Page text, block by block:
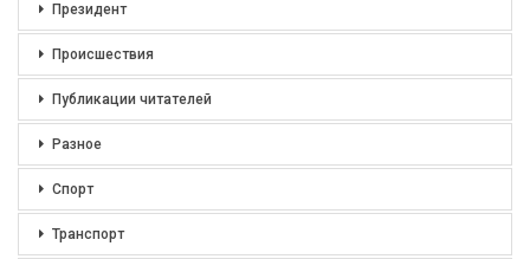
Президент
Происшествия
Публикации читателей
Разное
Спорт
Транспорт